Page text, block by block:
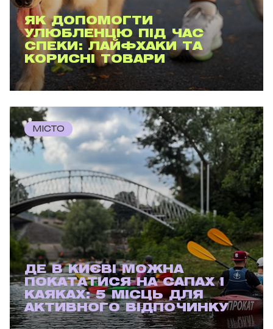
ЯК ДОПОМОГТИ
УЛЮБЛЕНЦЮ ПІД ЧАС
СПЕКИ: ЛАЙФХАКИ ТА
КОРИСНІ ТОВАРИ
МІСТО
ДЕ В КИЄВІ МОЖНА
ПОКАТАТИСЯ НА САПАХ І
КАЯКАХ: 5 МІСЦЬ ДЛЯ
АКТИВНОГО ВІДПОЧИНКУ